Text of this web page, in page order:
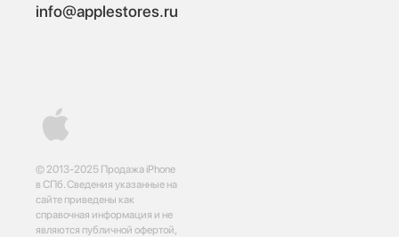
© 2013-2025 Продажа iPhone
в СПб. Сведения указанные на
сайте приведены как
справочная информация и не
являются публичной офертой,
info@applestores.ru